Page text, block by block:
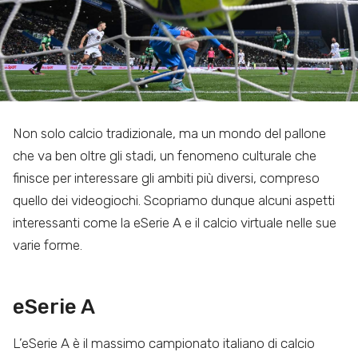
Non solo calcio tradizionale, ma un mondo del pallone
che va ben oltre gli stadi, un fenomeno culturale che
finisce per interessare gli ambiti più diversi, compreso
quello dei videogiochi. Scopriamo dunque alcuni aspetti
interessanti come la eSerie A e il calcio virtuale nelle sue
varie forme.
eSerie A
L’eSerie A è il massimo campionato italiano di calcio